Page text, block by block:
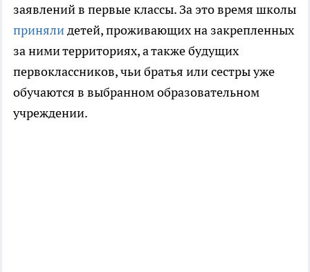
заявлений в первые классы. За это время школы
принялидетей, проживающих на закрепленных
за ними территориях, а также будущих
первоклассников, чьи братья или сестры уже
обучаются в выбранном образовательном
учреждении.